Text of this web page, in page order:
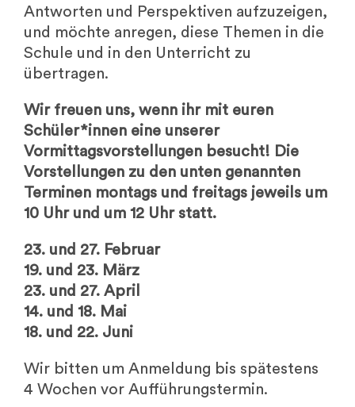
Antworten und Perspektiven aufzuzeigen,
und möchte anregen, diese Themen in die
Schule und in den Unterricht zu
übertragen.
Wir freuen uns, wenn ihr mit euren
Schüler*innen eine unserer
Vormittagsvorstellungen besucht! Die
Vorstellungen zu den unten genannten
Terminen montags und freitags jeweils um
10 Uhr und um 12 Uhr statt.
23. und 27. Februar
19. und 23. März
23. und 27. April
14. und 18. Mai
18. und 22. Juni
Wir bitten um Anmeldung bis spätestens
4 Wochen vor Aufführungstermin.